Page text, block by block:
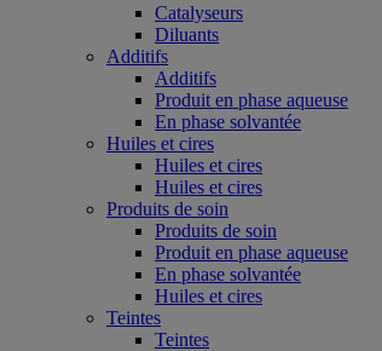
Catalyseurs
Diluants
Additifs
Additifs
Produit en phase aqueuse
En phase solvantée
Huiles et cires
Huiles et cires
Huiles et cires
Produits de soin
Produits de soin
Produit en phase aqueuse
En phase solvantée
Huiles et cires
Teintes
Teintes